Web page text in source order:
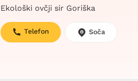
Ekološki ovčji sir Goriška
Telefon Soča